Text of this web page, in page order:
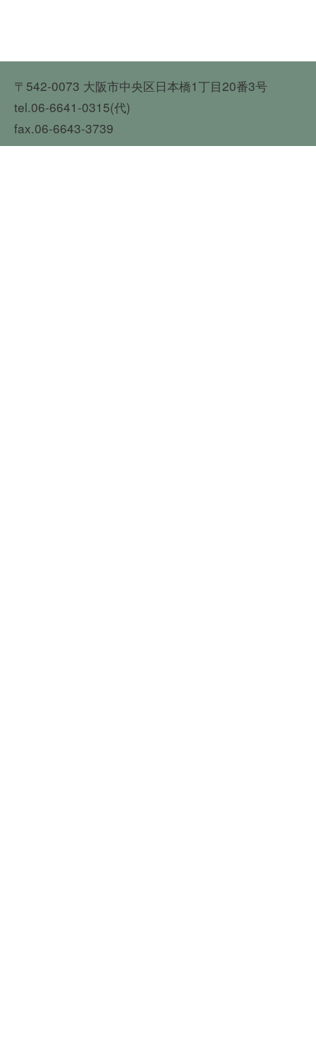
〒542-0073 大阪市中央区日本橋1丁目20番3号
tel.06-6641-0315(代)
fax.06-6643-3739